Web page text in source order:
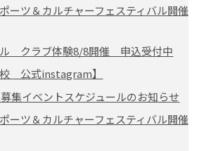
ーツ＆カルチャーフェスティバル開催
ル クラブ体験8/8開催 申込受付中
校 公式instagram】
集イベントスケジュールのお知らせ
ーツ＆カルチャーフェスティバル開催